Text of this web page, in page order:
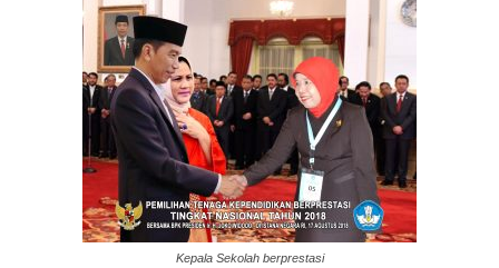
Kepala Sekolah berprestasi